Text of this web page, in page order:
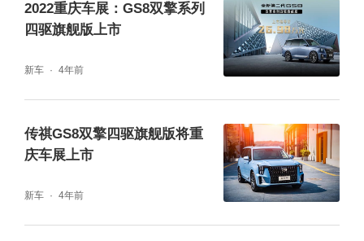
便是车速120km/h高速行驶时，车内噪音也没
有超过65dB，车内舒适度和静谧性表现完全符
2022重庆车展：GS8双擎系列
四驱旗舰版上市
新车 4年前
传祺GS8双擎四驱旗舰版将重
庆车展上市
新车 4年前